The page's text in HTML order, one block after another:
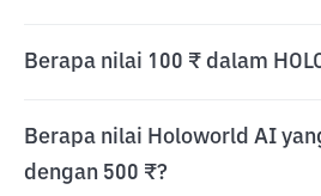
Berapa nilai 100 ₹ dalam
Berapa nilai Holoworld AI
dengan 500 ₹?